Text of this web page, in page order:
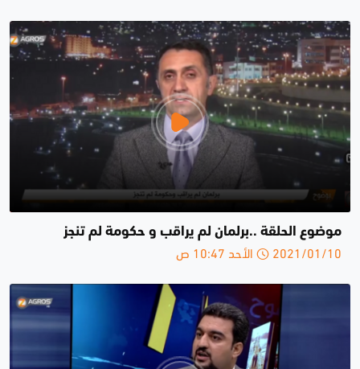
موضوع الحلقة ..برلمان لم يراقب و حكومة لم تنجز
2021/01/10 الأحد 10:47 ص